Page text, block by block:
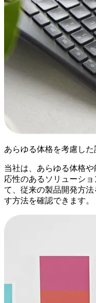
あらゆる体格を考慮した
当社は、あらゆる体格
応性のあるソリューシ
て、従来の製品開発方
す方法を確認できます。